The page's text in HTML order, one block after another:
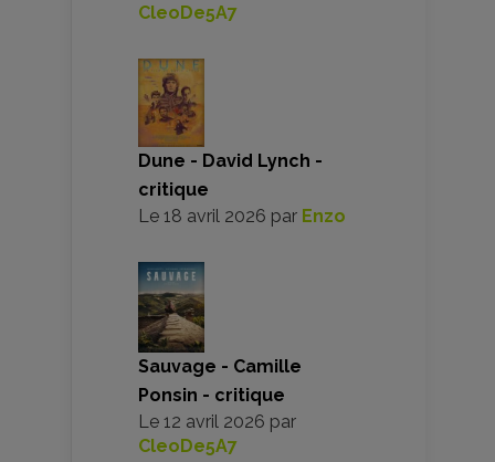
CleoDe5A7
Dune - David Lynch -
critique
Le 18 avril 2026 par Enzo
Sauvage - Camille
Ponsin - critique
Le 12 avril 2026 par
CleoDe5A7